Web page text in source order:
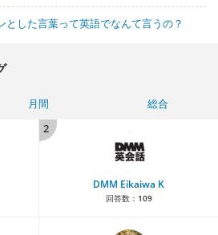
とした言葉って英語でなんて言うの？
月間
総合
2
DMM Eikaiwa K
回答数： 109